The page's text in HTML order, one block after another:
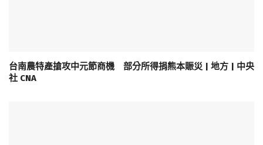
台南農特產搶攻中元節商機 部分所得捐熊本賑災 | 地方 | 中央
社 CNA